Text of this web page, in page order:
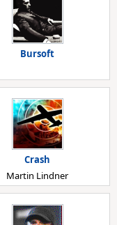
Bursoft
Crash
Martin Lindner